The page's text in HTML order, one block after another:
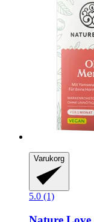
Varukorg
5.0 (1)